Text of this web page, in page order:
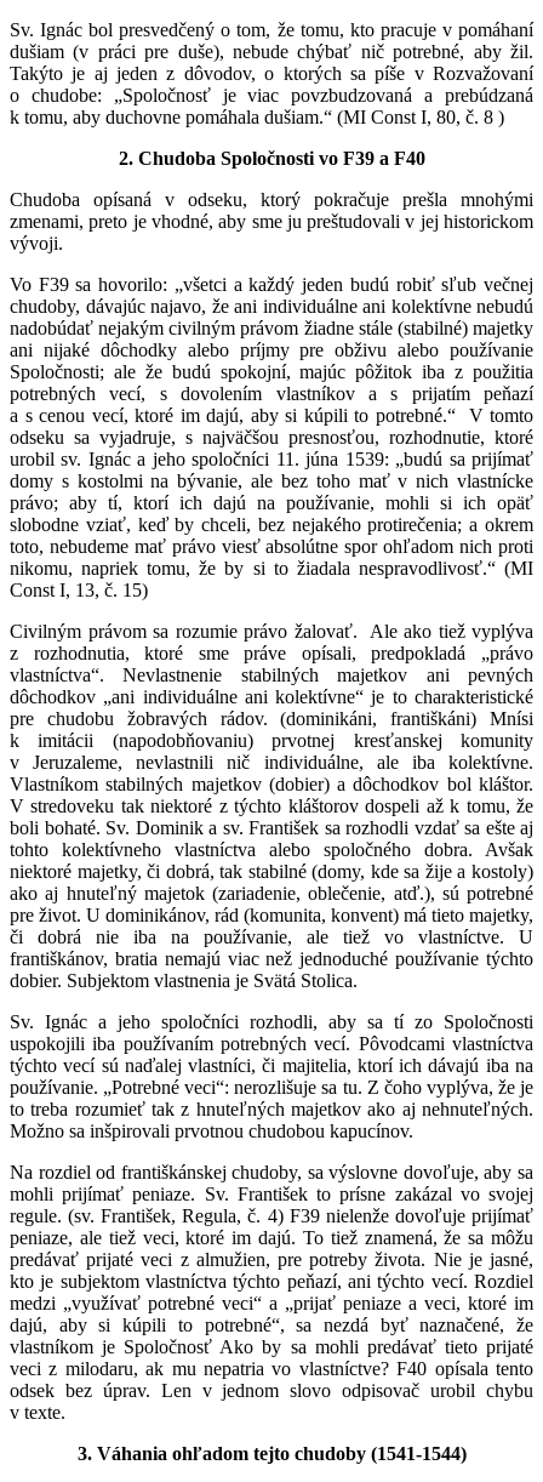
Sv. Ignác bol presvedčený o tom, že tomu, kto pracuje v pomáhaní
dušiam (v práci pre duše), nebude chýbať nič potrebné, aby žil.
Takýto je aj jeden z dôvodov, o ktorých sa píše v Rozvažovaní
o chudobe: „Spoločnosť je viac povzbudzovaná a prebúdzaná
k tomu, aby duchovne pomáhala dušiam.“ (MI Const I, 80, č. 8 )
2. Chudoba Spoločnosti vo F39 a F40
Chudoba opísaná v odseku, ktorý pokračuje prešla mnohými
zmenami, preto je vhodné, aby sme ju preštudovali v jej historickom
vývoji.
Vo F39 sa hovorilo: „všetci a každý jeden budú robiť sľub večnej
chudoby, dávajúc najavo, že ani individuálne ani kolektívne nebudú
nadobúdať nejakým civilným právom žiadne stále (stabilné) majetky
ani nijaké dôchodky alebo príjmy pre obživu alebo používanie
Spoločnosti; ale že budú spokojní, majúc pôžitok iba z použitia
potrebných vecí, s dovolením vlastníkov a s prijatím peňazí
a s cenou vecí, ktoré im dajú, aby si kúpili to potrebné.“ V tomto
odseku sa vyjadruje, s najväčšou presnosťou, rozhodnutie, ktoré
urobil sv. Ignác a jeho spoločníci 11. júna 1539: „budú sa prijímať
domy s kostolmi na bývanie, ale bez toho mať v nich vlastnícke
právo; aby tí, ktorí ich dajú na používanie, mohli si ich opäť
slobodne vziať, keď by chceli, bez nejakého protirečenia; a okrem
toto, nebudeme mať právo viesť absolútne spor ohľadom nich proti
nikomu, napriek tomu, že by si to žiadala nespravodlivosť.“ (MI
Const I, 13, č. 15)
Civilným právom sa rozumie právo žalovať. Ale ako tiež vyplýva
z rozhodnutia, ktoré sme práve opísali, predpokladá „právo
vlastníctva“. Nevlastnenie stabilných majetkov ani pevných
dôchodkov „ani individuálne ani kolektívne“ je to charakteristické
pre chudobu žobravých rádov. (dominikáni, františkáni) Mnísi
k imitácii (napodobňovaniu) prvotnej kresťanskej komunity
v Jeruzaleme, nevlastnili nič individuálne, ale iba kolektívne.
Vlastníkom stabilných majetkov (dobier) a dôchodkov bol kláštor.
V stredoveku tak niektoré z týchto kláštorov dospeli až k tomu, že
boli bohaté. Sv. Dominik a sv. František sa rozhodli vzdať sa ešte aj
tohto kolektívneho vlastníctva alebo spoločného dobra. Avšak
niektoré majetky, či dobrá, tak stabilné (domy, kde sa žije a kostoly)
ako aj hnuteľný majetok (zariadenie, oblečenie, atď.), sú potrebné
pre život. U dominikánov, rád (komunita, konvent) má tieto majetky,
či dobrá nie iba na používanie, ale tiež vo vlastníctve. U
františkánov, bratia nemajú viac než jednoduché používanie týchto
dobier. Subjektom vlastnenia je Svätá Stolica.
Sv. Ignác a jeho spoločníci rozhodli, aby sa tí zo Spoločnosti
uspokojili iba používaním potrebných vecí. Pôvodcami vlastníctva
týchto vecí sú naďalej vlastníci, či majitelia, ktorí ich dávajú iba na
používanie. „Potrebné veci“: nerozlišuje sa tu. Z čoho vyplýva, že je
to treba rozumieť tak z hnuteľných majetkov ako aj nehnuteľných.
Možno sa inšpirovali prvotnou chudobou kapucínov.
Na rozdiel od františkánskej chudoby, sa výslovne dovoľuje, aby sa
mohli prijímať peniaze. Sv. František to prísne zakázal vo svojej
regule. (sv. František, Regula, č. 4) F39 nielenže dovoľuje prijímať
peniaze, ale tiež veci, ktoré im dajú. To tiež znamená, že sa môžu
predávať prijaté veci z almužien, pre potreby života. Nie je jasné,
kto je subjektom vlastníctva týchto peňazí, ani týchto vecí. Rozdiel
medzi „využívať potrebné veci“ a „prijať peniaze a veci, ktoré im
dajú, aby si kúpili to potrebné“, sa nezdá byť naznačené, že
vlastníkom je Spoločnosť Ako by sa mohli predávať tieto prijaté
veci z milodaru, ak mu nepatria vo vlastníctve? F40 opísala tento
odsek bez úprav. Len v jednom slovo odpisovač urobil chybu
v texte.
3. Váhania ohľadom tejto chudoby (1541-1544)